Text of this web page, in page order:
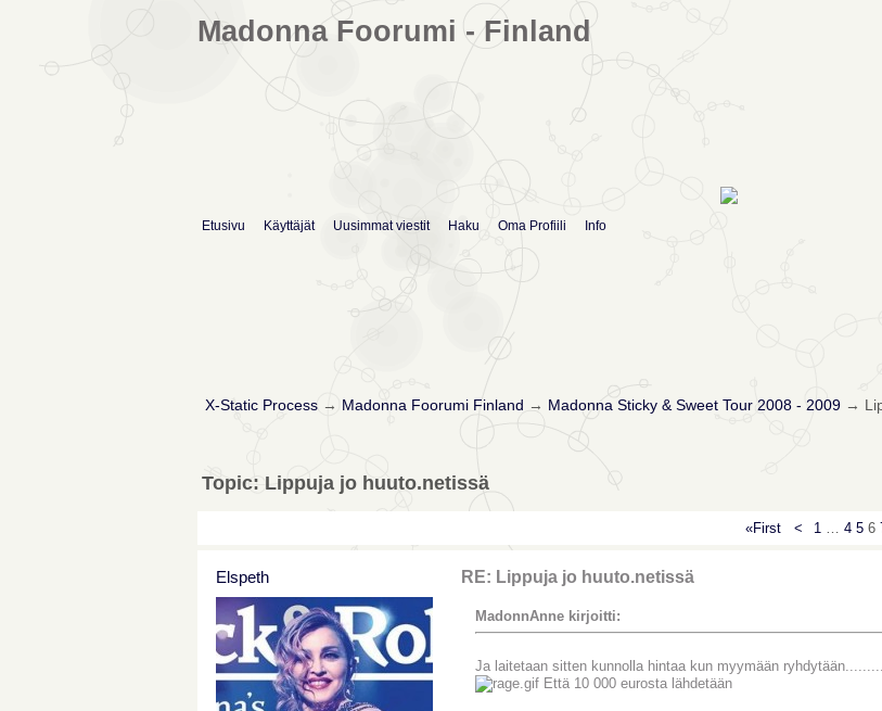
Madonna Foorumi - Finland
Etusivu Käyttäjät Uusimmat viestit Haku Oma Profiili Info
X-Static Process→ Madonna Foorumi Finland → Madonna Sticky & Sweet Tour 2008 - 2009→
Topic: Lippuja jo huuto.netissä
«First < 1… 4 56
Elspeth RE: Lippuja jo huuto.netissä
MadonnAnne kirjoitti:
Ja laitetaan sitten kunnolla hintaa kun myymään
Että 10 000 eurosta lähdetään